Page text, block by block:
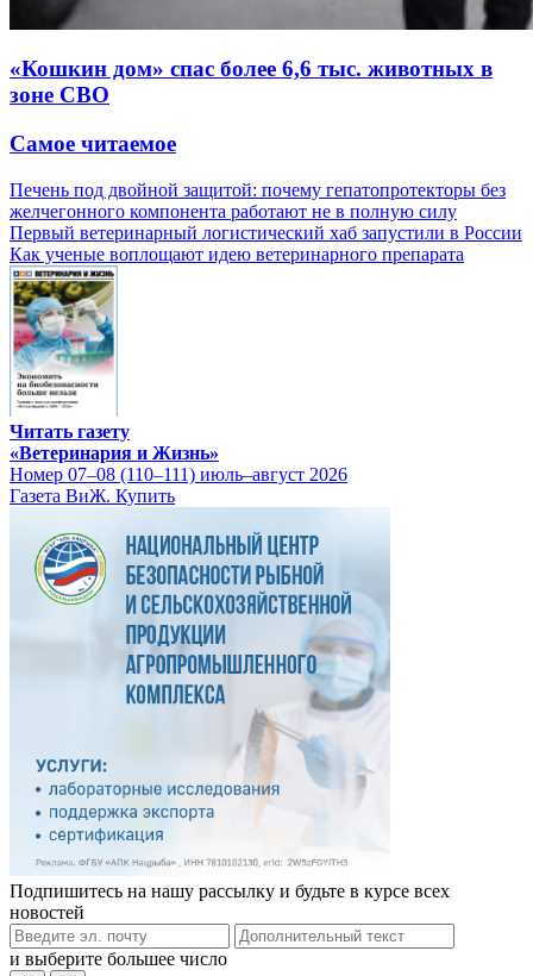
«Кошкин дом» спас более 6,6 тыс. животных в
зоне СВО
Самое читаемое
Печень под двойной защитой: почему гепатопротекторы без
желчегонного компонента работают не в полную силу
Первый ветеринарный логистический хаб запустили в России
Как ученые воплощают идею ветеринарного препарата
Читать газету
«Ветеринария и Жизнь»
Номер 07–08 (110–111) июль–август 2026
Газета ВиЖ. Купить
Подпишитесь на нашу рассылку и будьте в курсе всех
новостей
и выберите большее число